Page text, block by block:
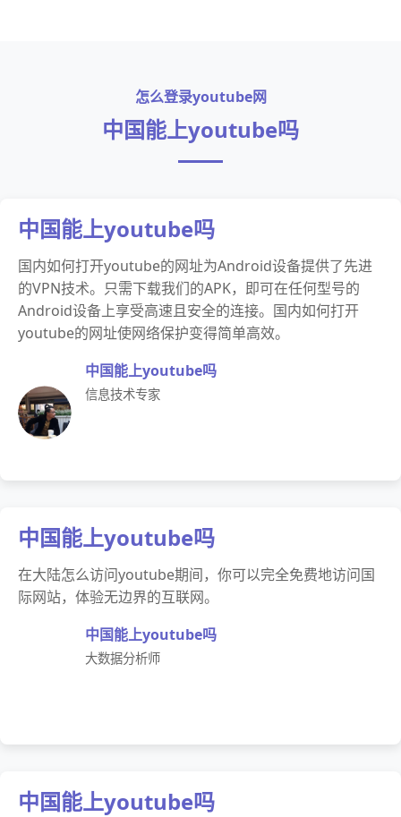
怎么登录youtube网
中国能上youtube吗
中国能上youtube吗
国内如何打开youtube的网址为Android设备提供了先进
的VPN技术。只需下载我们的APK，即可在任何型号的
Android设备上享受高速且安全的连接。国内如何打开
youtube的网址使网络保护变得简单高效。
中国能上youtube吗
信息技术专家
中国能上youtube吗
在大陆怎么访问youtube期间，你可以完全免费地访问国
际网站，体验无边界的互联网。
中国能上youtube吗
大数据分析师
中国能上youtube吗